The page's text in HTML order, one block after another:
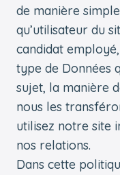
de manière
qu’utilisateur du
candidat
type de Données
sujet, la manière
nous les
utilisez notre site
nos relations.
Dans cette